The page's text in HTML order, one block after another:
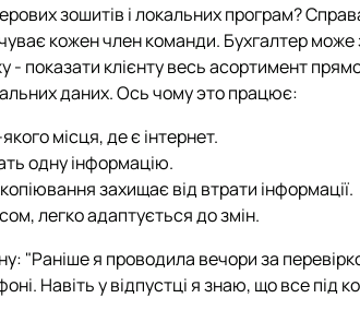
зошитів і локальних програм?
кожен член команди. Бухгалтер може
показати клієнту весь асортимент прямо
даних. Ось чому это працює:
місця, де є інтернет.
одну інформацію.
захищає від втрати інформації.
легко адаптується до змін.
"Раніше я проводила вечори за
Навіть у відпустці я знаю, що все під